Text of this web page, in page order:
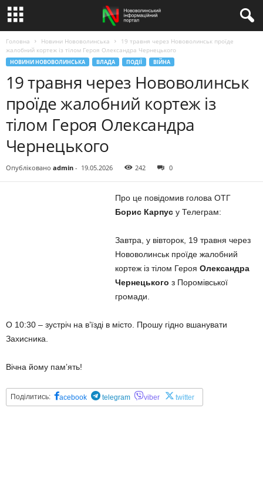
Головна Новини Нововолинська
19 травня через Нововолинськ проїде
жалобний кортеж із тілом Героя Олександра Чернецького
НОВИНИ НОВОВОЛИНСЬКА ВЛАДА ПОДІЇ ВІЙНА
19 травня через Нововолинськ
проїде жалобний кортеж із
тілом Героя Олександра
Чернецького
Опубліковано admin - 19.05.2026 242 0
Про це повідомив голова ОТГ
Борис Карпус у Телеграм:
Завтра, у вівторок, 19 травня через
Нововолинськ проїде жалобний
кортеж із тілом ГерояОлександра
Чернецького з Поромівської
громади.
О 10:30 – зустріч на вʼїзді в місто. Прошу гідно вшанувати
Захисника.
Вічна йому памʼять!
Поділитись: acebook telegram viber twitter